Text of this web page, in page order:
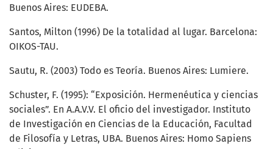
Buenos Aires: EUDEBA.
Santos, Milton (1996) De la totalidad al lugar. Barcelona:
OIKOS-TAU.
Sautu, R. (2003) Todo es Teoría. Buenos Aires: Lumiere.
Schuster, F. (1995): “Exposición. Hermenéutica y ciencias
sociales”. En A.A.V.V. El oficio del investigador. Instituto
de Investigación en Ciencias de la Educación, Facultad
de Filosofía y Letras, UBA. Buenos Aires: Homo Sapiens